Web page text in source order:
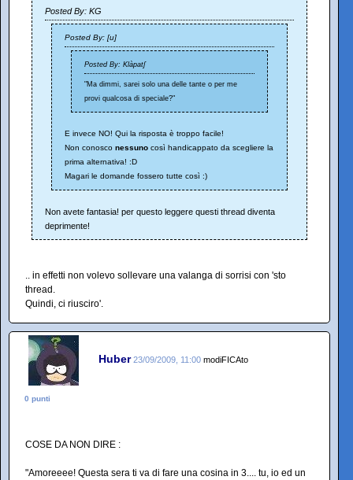
Posted By: KG
Posted By: [u]
Posted By: Klàpatʃ
"Ma dimmi, sarei solo una delle tante o per me
provi qualcosa di speciale?"
E invece NO! Qui la risposta è troppo facile!
Non conosco nessuno così handicappato da scegliere la
prima alternativa! :D
Magari le domande fossero tutte così :)
Non avete fantasia! per questo leggere questi thread diventa
deprimente!
.. in effetti non volevo sollevare una valanga di sorrisi con 'sto
thread.
Quindi, ci riusciro'.
Huber 23/09/2009, 11:00 modiFICAto
0 punti
COSE DA NON DIRE :
"Amoreeee! Questa sera ti va di fare una cosina in 3.... tu, io ed un